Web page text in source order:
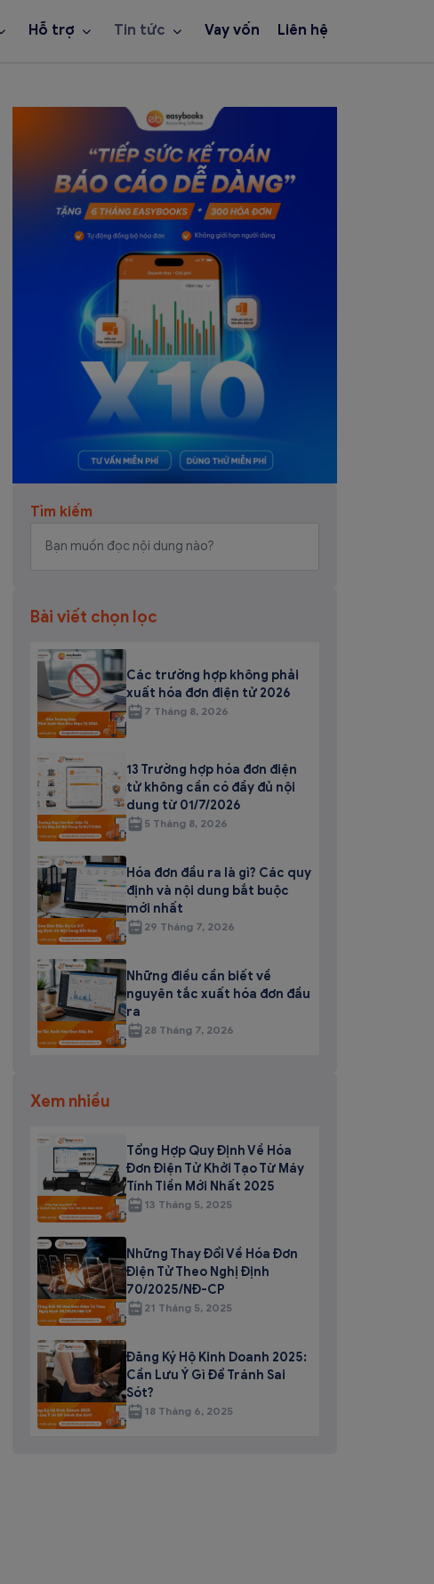
Hỗ trợ Tin tức Vay vốn Liên hệ
Tìm kiếm
Bài viết chọn lọc
Các trường hợp không phải
xuất hóa đơn điện tử 2026
7 Tháng 8, 2026
13 Trường hợp hóa đơn điện
tử không cần có đầy đủ nội
dung từ 01/7/2026
5 Tháng 8, 2026
Hóa đơn đầu ra là gì? Các quy
định và nội dung bắt buộc
mới nhất
29 Tháng 7, 2026
Những điều cần biết về
nguyên tắc xuất hóa đơn đầu
ra
28 Tháng 7, 2026
Xem nhiều
Tổng Hợp Quy Định Về Hóa
Đơn Điện Tử Khởi Tạo Từ Máy
Tính Tiền Mới Nhất 2025
13 Tháng 5, 2025
Những Thay Đổi Về Hóa Đơn
Điện Tử Theo Nghị Định
70/2025/NĐ-CP
21 Tháng 5, 2025
Đăng Ký Hộ Kinh Doanh 2025:
Cần Lưu Ý Gì Để Tránh Sai
Sót?
18 Tháng 6, 2025